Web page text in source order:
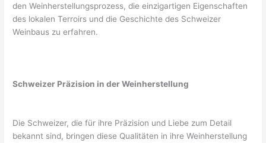
den Weinherstellungsprozess, die einzigartigen Eigenschaften
des lokalen Terroirs und die Geschichte des Schweizer
Weinbaus zu erfahren.
Schweizer Präzision in der Weinherstellung
Die Schweizer, die für ihre Präzision und Liebe zum Detail
bekannt sind, bringen diese Qualitäten in ihre Weinherstellung